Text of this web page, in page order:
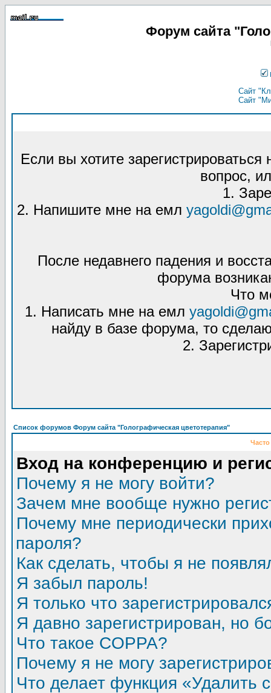
Форум сайта
Сайт
Сайт
Если вы хотите
вопрос,
1.
2. Напишите мне на емл
После недавнего падения и
форума
Что
1. Написать мне на емл
найду в базе форума, то
2.
Список форумов Форум сайта "Голографическая цветотерапия"
Вход на конференцию и
Почему я не могу войти?
Зачем мне вообще нужно
Почему мне периодически
пароля?
Как сделать, чтобы я не
Я забыл пароль!
Я только что
Я давно зарегистрирован, но
Что такое COPPA?
Почему я не могу
Что делает функция «Удалить